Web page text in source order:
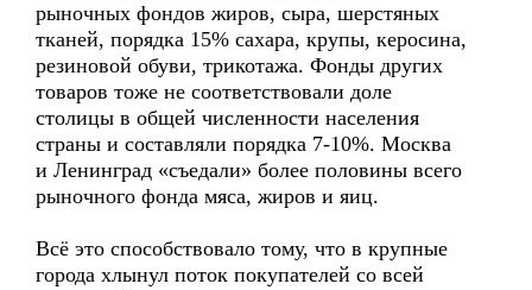
рыночных фондов жиров, сыра, шерстяных
тканей, порядка 15% сахара, крупы, керосина,
резиновой обуви, трикотажа. Фонды других
товаров тоже не соответствовали доле
столицы в общей численности населения
страны и составляли порядка 7-10%. Москва
и Ленинград «съедали» более половины всего
рыночного фонда мяса, жиров и яиц.
Всё это способствовало тому, что в крупные
города хлынул поток покупателей со всей